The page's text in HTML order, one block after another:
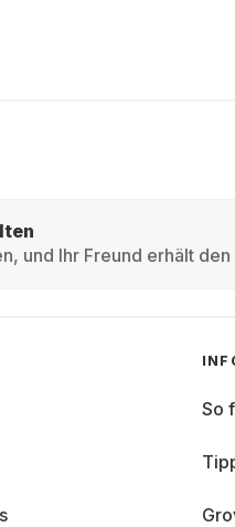
und Ihr Freund erhält
So